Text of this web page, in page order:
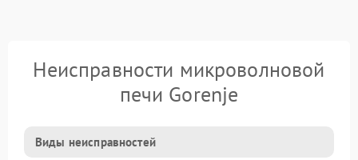
Неисправности микроволновой
печи Gorenje
Виды неисправностей